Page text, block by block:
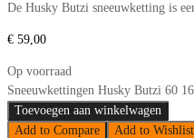
De Husky Butzi sneeuwketting is
€ 59,00
Op voorraad
Sneeuwkettingen Husky Butzi 60
Toevoegen aan winkelwagen
Add to Compare
Add to Wishlist